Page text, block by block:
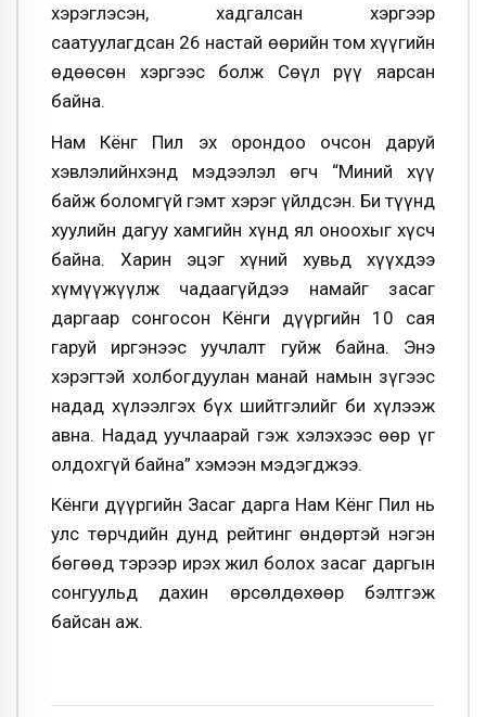
хэрэглэсэн, хадгалсан хэргээр
саатуулагдсан 26 настай өөрийн том хүүгийн
өдөөсөн хэргээс болж Сөүл рүү яарсан
байна.
Нам Кёнг Пил эх орондоо очсон даруй
хэвлэлийнхэнд мэдээлэл өгч “Миний хүү
байж боломгүй гэмт хэрэг үйлдсэн. Би түүнд
хуулийн дагуу хамгийн хүнд ял оноохыг хүсч
байна. Харин эцэг хүний хувьд хүүхдээ
хүмүүжүүлж чадаагүйдээ намайг засаг
даргаар сонгосон Кёнги дүүргийн 10 сая
гаруй иргэнээс уучлалт гуйж байна. Энэ
хэрэгтэй холбогдуулан манай намын зүгээс
надад хүлээлгэх бүх шийтгэлийг би хүлээж
авна. Надад уучлаарай гэж хэлэхээс өөр үг
олдохгүй байна” хэмээн мэдэгджээ.
Кёнги дүүргийн Засаг дарга Нам Кёнг Пил нь
улс төрчдийн дунд рейтинг өндөртэй нэгэн
бөгөөд тэрээр ирэх жил болох засаг даргын
сонгуульд дахин өрсөлдөхөөр бэлтгэж
байсан аж.